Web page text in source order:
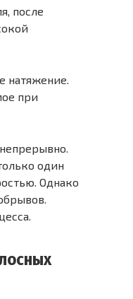
после
натяжение.
при
один
Однако